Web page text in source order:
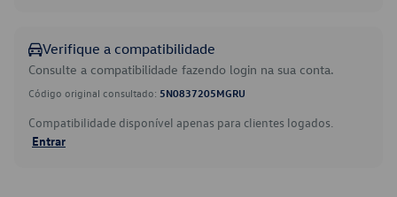
Verifique a compatibilidade
Consulte a compatibilidade fazendo login na sua conta.
Código original consultado: 5N0837205MGRU
Compatibilidade disponível apenas para clientes logados.
Entrar